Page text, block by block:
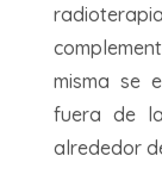
misma se
fuera de
alrededor